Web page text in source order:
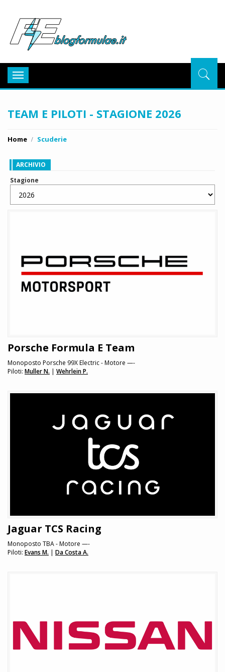
Toggle
navigation
TEAM E PILOTI - STAGIONE 2026
Home Scuderie
ARCHIVIO
Stagione
Porsche Formula E Team
Monoposto Porsche 99X Electric - Motore —-
Piloti: Muller N. | Wehrlein P.
Jaguar TCS Racing
Monoposto TBA - Motore —-
Piloti: Evans M. | Da Costa A.